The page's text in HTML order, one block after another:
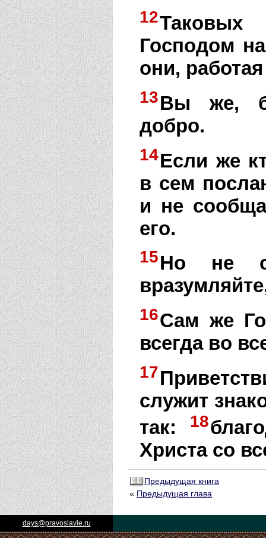
12
Господом
они,
13Вы же,
добро.
14Если же
в сем
и не
его.
15Но не
16Сам же
всегда во
17
служит
так:
18
Христа со
Предыдущая книга
« Предыдущая глава
days@pravoslavie.ru